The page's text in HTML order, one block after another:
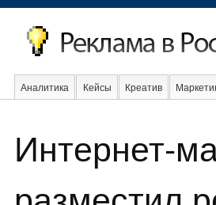
Аналитика Кейсы Креатив
Интернет
Интернет-